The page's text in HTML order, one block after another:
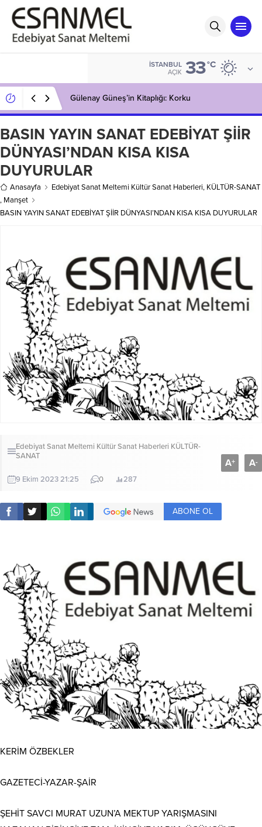
İSTANBUL
AÇIK 33°C
Gülenay Güneş’in Kitaplığı: ERKEKSİZ KADINLAR
BASIN YAYIN SANAT EDEBİYAT ŞİİR
DÜNYASI’NDAN KISA KISA
DUYURULAR
Anasayfa Edebiyat Sanat Meltemi Kültür Sanat Haberleri, KÜLTÜR-SANAT
, Manşet
BASIN YAYIN SANAT EDEBİYAT ŞİİR DÜNYASI’NDAN KISA KISA DUYURULAR
Edebiyat Sanat Meltemi Kültür Sanat Haberleri KÜLTÜR-
SANAT
9 Ekim 2023 21:25 0 287
A+ A-
ABONE OL
KERİM ÖZBEKLER
GAZETECİ-YAZAR-ŞAİR
ŞEHİT SAVCI MURAT UZUN’A MEKTUP YARIŞMASINI